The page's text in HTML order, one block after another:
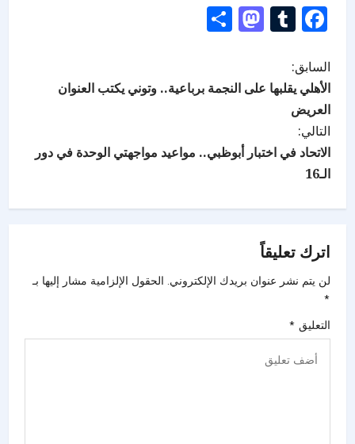
Facebook
Tumblr
Mastodon
السابق:
الأهلي يقلبها على النجمة برباعية.. وتوني يكتب العنوان
العريض
التالي:
الاتحاد في اختبار أبوظبي.. مواعيد مواجهتي الوحدة في دور
الـ16
اترك تعليقاً
لن يتم نشر عنوان بريدك الإلكتروني. الحقول الإلزامية مشار إليها بـ
*
التعليق *